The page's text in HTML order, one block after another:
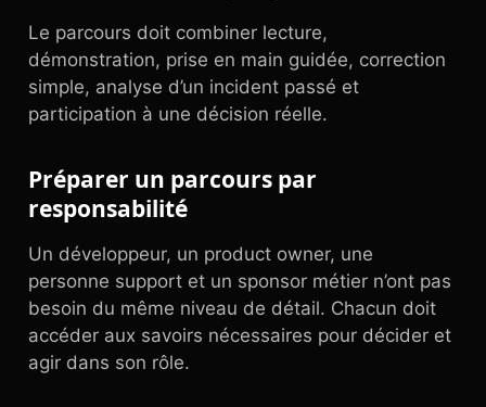
Le parcours doit combiner lecture,
démonstration, prise en main guidée, correction
simple, analyse d’un incident passé et
participation à une décision réelle.
Préparer un parcours par
responsabilité
Un développeur, un product owner, une
personne support et un sponsor métier n’ont pas
besoin du même niveau de détail. Chacun doit
accéder aux savoirs nécessaires pour décider et
agir dans son rôle.